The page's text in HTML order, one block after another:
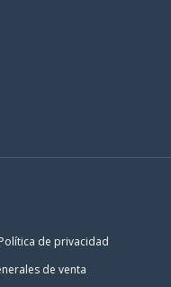
Política de privacidad
de venta